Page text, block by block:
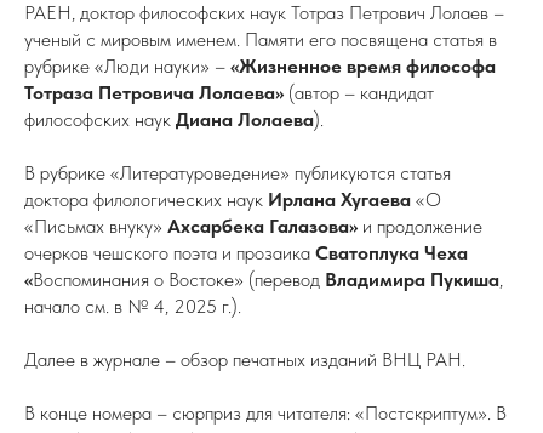
РАЕН, доктор философских наук Тотраз Петрович Лолаев –
ученый с мировым именем. Памяти его посвящена статья в
рубрике «Люди науки» – «Жизненное время философа
Тотраза Петровича Лолаева» (автор – кандидат
философских наук Диана Лолаева).
В рубрике «Литературоведение» публикуются статья
доктора филологических наук Ирлана Хугаева «О
«Письмах внуку» Ахсарбека Галазова» и продолжение
очерков чешского поэта и прозаика Сватоплука Чеха
«Воспоминания о Востоке» (перевод Владимира Пукиша,
начало см. в № 4, 2025 г.).
Далее в журнале – обзор печатных изданий ВНЦ РАН.
В конце номера – сюрприз для читателя: «Постскриптум». В